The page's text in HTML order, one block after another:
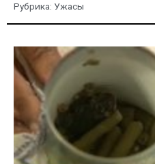
Рубрика: Ужасы